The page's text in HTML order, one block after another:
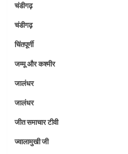
चंडीगढ़
चंडीगढ़
चिंतपूर्णी
जम्मू और कश्मीर
जालंधर
जालंधर
जीत समाचार टीवी
ज्वालामुखी जी